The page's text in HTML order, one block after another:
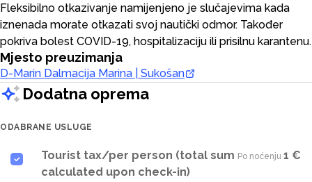
Fleksibilno otkazivanje namijenjeno je slučajevima kada
iznenada morate otkazati svoj nautički odmor. Također
pokriva bolest COVID-19, hospitalizaciju ili prisilnu karantenu.
Mjesto preuzimanja
D-Marin Dalmacija Marina | Sukošan
Dodatna oprema
ODABRANE USLUGE
Tourist tax/per person (total sum
calculated upon check-in)
Po noćenju·1 €